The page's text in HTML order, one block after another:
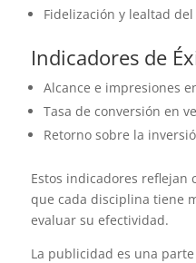
Fidelización y lealtad
Indicadores de
Alcance e impresiones
Tasa de conversión en
Retorno sobre la
Estos indicadores reflejan
que cada disciplina tiene
evaluar su efectividad.
La publicidad es una